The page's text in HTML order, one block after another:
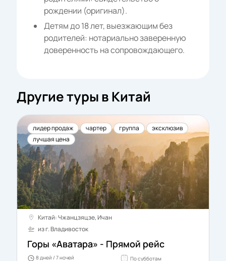
рождении (оригинал).
Детям до 18 лет, выезжающим без
родителей: нотариально заверенную
доверенность на сопровождающего.
Другие туры в Китай
лидер продаж чартер группа
эксклюзив
лучшая цена
Китай: Чжанцзяцзе, Ичан
из г. Владивосток
Горы «Аватара» - Прямой рейс
8 дней / 7 ночей По субботам